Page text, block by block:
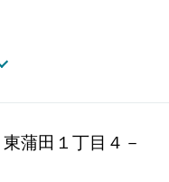
東蒲田１丁目４－